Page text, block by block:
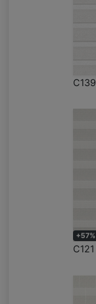
C139
+57%
C121